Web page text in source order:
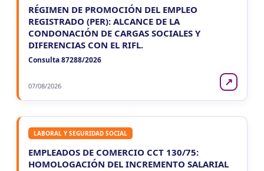
RÉGIMEN DE PROMOCIÓN DEL EMPLEO
REGISTRADO (PER): ALCANCE DE LA
CONDONACIÓN DE CARGAS SOCIALES Y
DIFERENCIAS CON EL RIFL.
Consulta 87288/2026
07/08/2026 ↗
LABORAL Y SEGURIDAD SOCIAL
EMPLEADOS DE COMERCIO CCT 130/75:
HOMOLOGACIÓN DEL INCREMENTO SALARIAL